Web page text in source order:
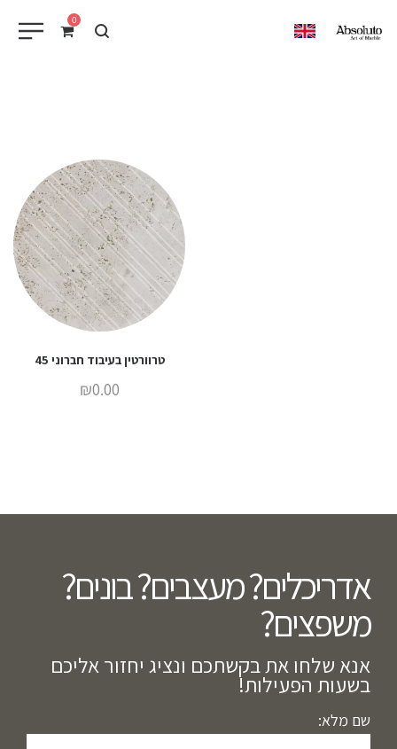
0
EN
טרוורטין בעיבוד חברוני 45
₪0.00
אדריכלים? מעצבים? בונים?
משפצים?​
אנא שלחו את בקשתכם ונציג יחזור אליכם
בשעות הפעילות!
שם מלא: